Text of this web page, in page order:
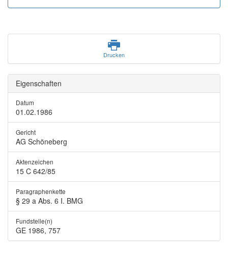
Drucken
Eigenschaften
Datum
01.02.1986
Gericht
AG Schöneberg
Aktenzeichen
15 C 642/85
Paragraphenkette
§ 29 a Abs. 6 I. BMG
Fundstelle(n)
GE 1986, 757